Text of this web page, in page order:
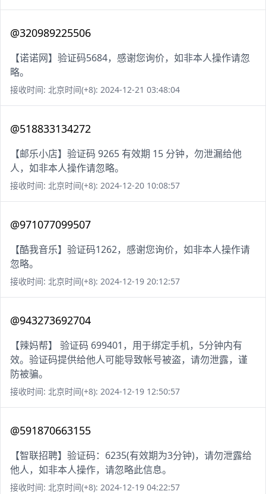
@320989225506
【诺诺网】验证码5684，感谢您询价，如非本人操作请忽
略。
接收时间: 北京时间(+8): 2024-12-21 03:48:04
@518833134272
【邮乐小店】验证码 9265 有效期 15 分钟，勿泄漏给他
人，如非本人操作请忽略。
接收时间: 北京时间(+8): 2024-12-20 10:08:57
@971077099507
【酷我音乐】验证码1262，感谢您询价，如非本人操作请
忽略。
接收时间: 北京时间(+8): 2024-12-19 20:12:57
@943273692704
【辣妈帮】 验证码 699401，用于绑定手机，5分钟内有
效。验证码提供给他人可能导致帐号被盗，请勿泄露，谨
防被骗。
接收时间: 北京时间(+8): 2024-12-19 12:50:57
@591870663155
【智联招聘】验证码：6235(有效期为3分钟)，请勿泄露给
他人，如非本人操作，请忽略此信息。
接收时间: 北京时间(+8): 2024-12-19 04:22:57